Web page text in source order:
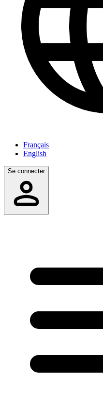
Français
English
Se connecter